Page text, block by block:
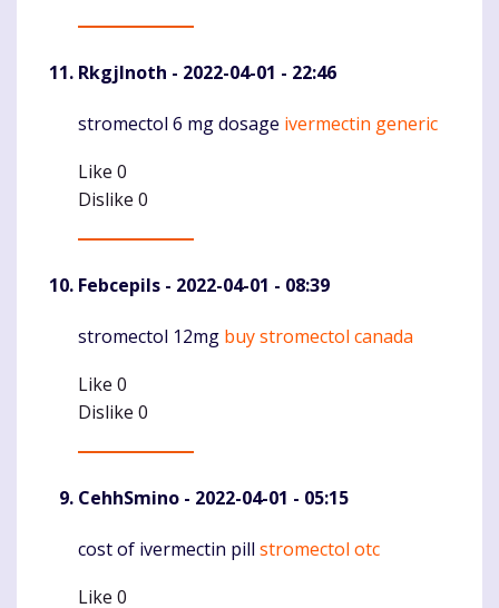
RkgjInoth - 2022-04-01 - 22:46
Komentaras
stromectol 6 mg dosage ivermectin generic
Like 0
Dislike 0
Febcepils - 2022-04-01 - 08:39
Komentaras
stromectol 12mg buy stromectol canada
Like 0
Dislike 0
CehhSmino - 2022-04-01 - 05:15
Komentaras
cost of ivermectin pill stromectol otc
Like 0